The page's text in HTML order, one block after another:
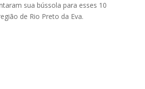
sua bússola para esses 10
de Rio Preto da Eva.